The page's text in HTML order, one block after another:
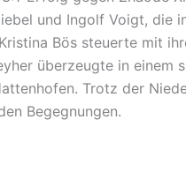
und Ingolf Voigt, die
Bös steuerte mit
überzeugte in einem
Trotz der
Begegnungen.